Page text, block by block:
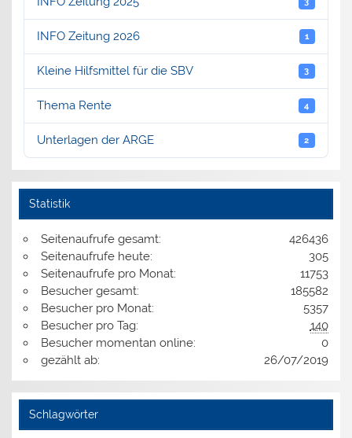
INFO Zeitung 2026 1
Kleine Hilfsmittel für die SBV 3
Thema Rente 4
Unterlagen der ARGE 2
Statistik
426436
Seitenaufrufe gesamt:
305
Seitenaufrufe heute:
11753
Seitenaufrufe pro Monat:
185582
Besucher gesamt:
5357
Besucher pro Monat:
140
Besucher pro Tag:
0
Besucher momentan online:
26/07/2019
gezählt ab:
Schlagwörter